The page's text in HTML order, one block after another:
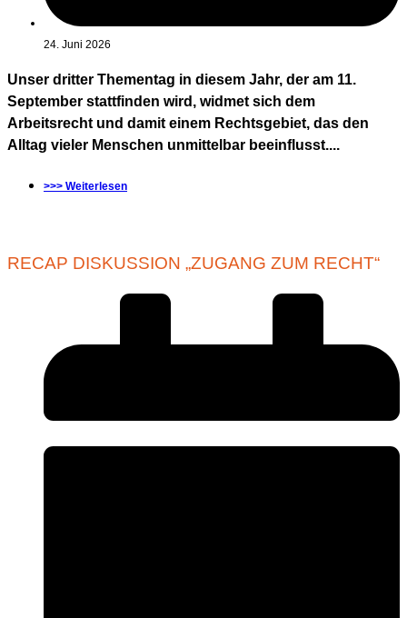
24. Juni 2026
Unser dritter Thementag in diesem Jahr, der am 11.
September stattfinden wird, widmet sich dem
Arbeitsrecht und damit einem Rechtsgebiet, das den
Alltag vieler Menschen unmittelbar beeinflusst....
>>> Weiterlesen
RECAP DISKUSSION „ZUGANG ZUM RECHT“